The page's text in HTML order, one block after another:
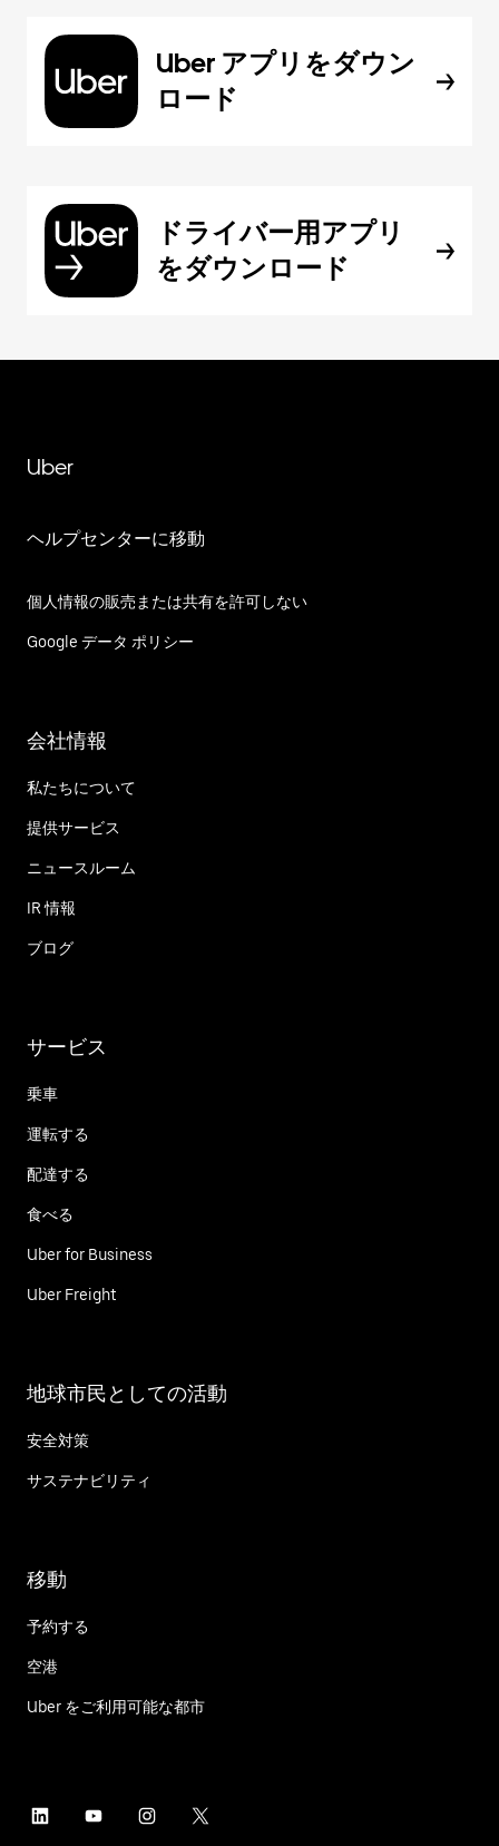
Uber アプリをダウン
ロード
ドライバー用アプリ
をダウンロード
Uber
ヘルプセンターに移動
個人情報の販売または共有を許可しない
Google データ ポリシー
会社情報
私たちについて
提供サービス
ニュースルーム
IR 情報
ブログ
サービス
乗車
運転する
配達する
食べる
Uber for Business
Uber Freight
地球市民としての活動
安全対策
サステナビリティ
移動
予約する
空港
Uber をご利用可能な都市